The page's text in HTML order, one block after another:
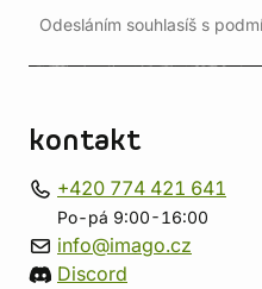
Odesláním souhlasíš s
kontakt
+420 774 421 641
Po-pá 9:00-16:00
info@imago.cz
Discord